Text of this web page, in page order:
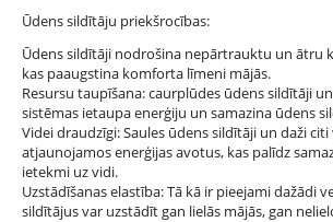
Ūdens sildītāju priekšrocības:
Ūdens sildītāji nodrošina nepārtrauktu un ātru
kas paaugstina komforta līmeni mājās.
Resursu taupīšana: caurplūdes ūdens sildītāji
sistēmas ietaupa enerģiju un samazina ūdens
Videi draudzīgi: Saules ūdens sildītāji un daži
atjaunojamos enerģijas avotus, kas palīdz
ietekmi uz vidi.
Uzstādīšanas elastība: Tā kā ir pieejami dažādi
sildītājus var uzstādīt gan lielās mājās, gan